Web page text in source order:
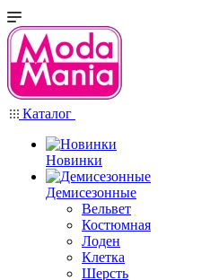
Каталог
Новинки
Демисезонные
Вельвет
Костюмная
Лоден
Клетка
Шерсть